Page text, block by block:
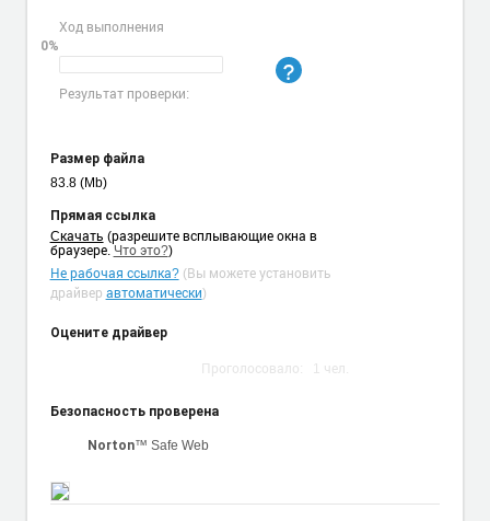
Ход выполнения
0%
Результат проверки:
Размер файла
83.8 (Mb)
Прямая ссылка
Cкачать (разрешите всплывающие окна в
браузере. Что это?)
Не рабочая ссылка?(Вы можете установить
драйвер автоматически)
Оцените драйвер
Проголосовало: 1 чел.
Безопасность проверена
Norton™ Safe Web